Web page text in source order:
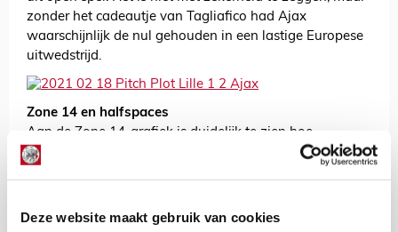
Deze website maakt gebruik van cookies
zonder het cadeautje van Tagliafico had Ajax
waarschijnlijk de nul gehouden in een lastige Europese
uitwedstrijd.
Zone 14 en halfspaces
Aan de Zone 14-grafiek is duidelijk te zien hoe
succesvol Lille op eigen helft werd opgesloten. Slechts
Tegelijkertijd wordt meteen duidelijk dat Ajax tegen een